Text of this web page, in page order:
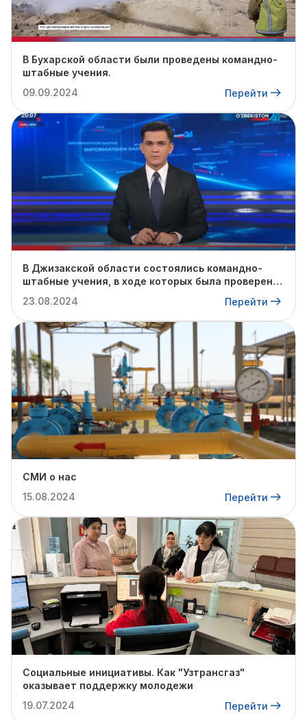
В Бухарской области были проведены командно-
штабные учения.
09.09.2024
Перейти
В Джизакской области состоялись командно-
штабные учения, в ходе которых была проверена
осенне-зимнему сезону.
23.08.2024 Перейти
СМИ о нас
15.08.2024
Перейти
Социальные инициативы. Как "Узтрансгаз"
оказывает поддержку молодежи
19.07.2024
Перейти